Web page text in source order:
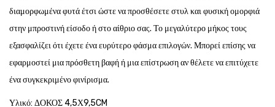
διαμορφωμένα φυτά έτσι ώστε να προσθέσετε στυλ και φυσική ομορφιά
στην μπροστινή είσοδο ή στο αίθριο σας. Το μεγαλύτερο μήκος τους
εξασφαλίζει ότι έχετε ένα ευρύτερο φάσμα επιλογών. Μπορεί επίσης να
εφαρμοστεί μια πρόσθετη βαφή ή μια επίστρωση αν θέλετε να επιτύχετε
ένα συγκεκριμένο φινίρισμα.
Υλικό: ΔΟΚΟΣ 4,5Χ9,5CM